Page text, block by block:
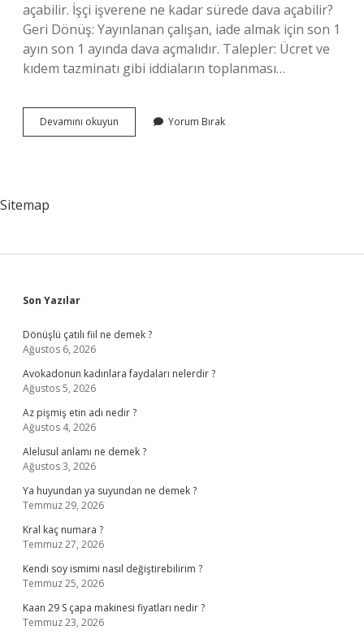
açabilir. İşçi işverene ne kadar sürede dava açabilir?
Geri Dönüş: Yayınlanan çalışan, iade almak için son 1
ayın son 1 ayında dava açmalıdır. Talepler: Ücret ve
kıdem tazminatı gibi iddiaların toplanması…
Devamını okuyun
Çıkarılan
Yorum Bırak
Sitemap
Sidebar
Son Yazılar
Dönüşlü çatılı fiil ne demek ?
Ağustos 6, 2026
Avokadonun kadınlara faydaları nelerdir ?
Ağustos 5, 2026
Az pişmiş etin adı nedir ?
Ağustos 4, 2026
Alelusul anlamı ne demek ?
Ağustos 3, 2026
Ya huyundan ya suyundan ne demek ?
Temmuz 29, 2026
Kral kaç numara ?
Temmuz 27, 2026
Kendi soy ismimi nasıl değiştirebilirim ?
Temmuz 25, 2026
Kaan 29 S çapa makinesi fiyatları nedir ?
Temmuz 23, 2026